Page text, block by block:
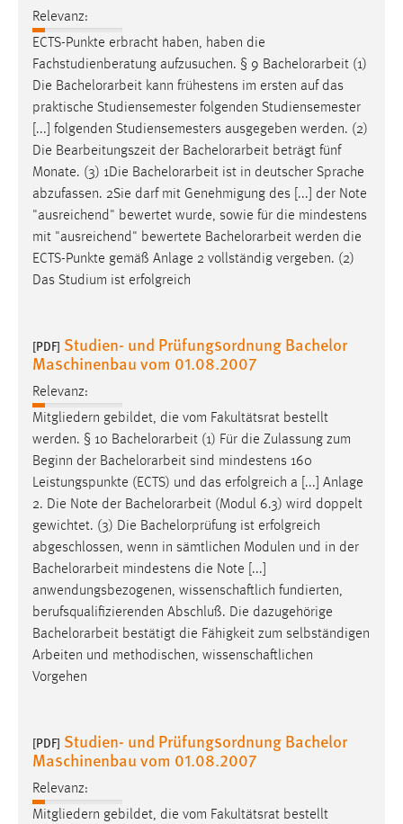
Relevanz:
ECTS-Punkte erbracht haben, haben die
Fachstudienberatung aufzusuchen. § 9 Bachelorarbeit (1)
Die Bachelorarbeit kann frühestens im ersten auf das
praktische Studiensemester folgenden Studiensemester
[...] folgenden Studiensemesters ausgegeben werden. (2)
Die Bearbeitungszeit der Bachelorarbeit beträgt fünf
Monate. (3) 1Die Bachelorarbeit ist in deutscher Sprache
abzufassen. 2Sie darf mit Genehmigung des [...] der Note
"ausreichend" bewertet wurde, sowie für die mindestens
mit "ausreichend" bewertete Bachelorarbeit werden die
ECTS-Punkte gemäß Anlage 2 vollständig vergeben. (2)
Das Studium ist erfolgreich
[PDF] Studien- und Prüfungsordnung Bachelor
Maschinenbau vom 01.08.2007
Relevanz:
Mitgliedern gebildet, die vom Fakultätsrat bestellt
werden. § 10 Bachelorarbeit (1) Für die Zulassung zum
Beginn der Bachelorarbeit sind mindestens 160
Leistungspunkte (ECTS) und das erfolgreich a [...] Anlage
2. Die Note der Bachelorarbeit (Modul 6.3) wird doppelt
gewichtet. (3) Die Bachelorprüfung ist erfolgreich
abgeschlossen, wenn in sämtlichen Modulen und in der
Bachelorarbeit mindestens die Note [...]
anwendungsbezogenen, wissenschaftlich fundierten,
berufsqualifizierenden Abschluß. Die dazugehörige
Bachelorarbeit bestätigt die Fähigkeit zum selbständigen
Arbeiten und methodischen, wissenschaftlichen
Vorgehen
[PDF] Studien- und Prüfungsordnung Bachelor
Maschinenbau vom 01.08.2007
Relevanz:
Mitgliedern gebildet, die vom Fakultätsrat bestellt